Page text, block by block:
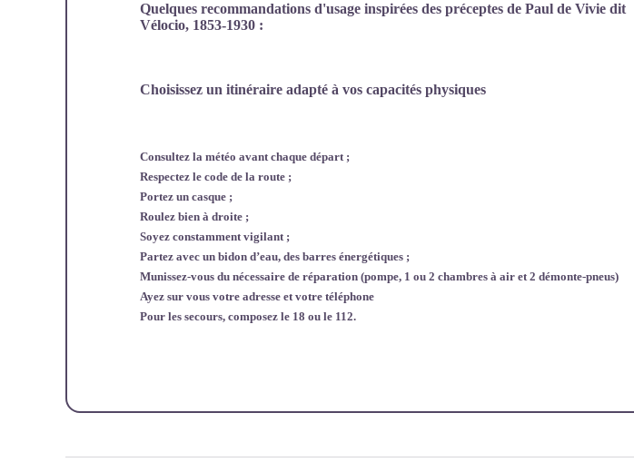
Quelques recommandations d'usage inspirées des préceptes de Paul de Vivie dit
Vélocio, 1853-1930 :
Choisissez un itinéraire adapté à vos capacités physiques
Consultez la météo avant chaque départ ;
Respectez le code de la route ;
Portez un casque ;
Roulez bien à droite ;
Soyez constamment vigilant ;
Partez avec un bidon d’eau, des barres énergétiques ;
Munissez-vous du nécessaire de réparation (pompe, 1 ou 2 chambres à air et 2 démonte-pneus)
Ayez sur vous votre adresse et votre téléphone
Pour les secours, composez le 18 ou le 112.